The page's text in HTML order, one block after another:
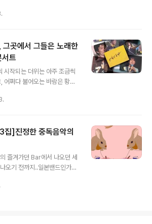
중에서 가장 아름다운 것은
영역에서의 비슷한 감성을 만나게 한다. 시가 아주
마음을 담으면 노래가 되었고, 노래를 깊게 들으면
마치 같은 어머니에게서 나온 형제처럼 그 모양새
일까? 최근 들어 선보이는 BOOK-CD는 이 둘의 친
곳에서 그들은 노래한
트
시작되는 더위는 아주 조금씩
어쩌다 불어오는 바람은 황사
해줄 바람이 아닌 또 다른 한
…. 정태춘, 박은옥을 위시한 많
많은 대학교의 축제들 사이
과 변혁을 꿈꾸는 이들의 힘
터넷 신문 ‘오마이 뉴스’를
, 이정열 등의 가수들이 함께
집]진정한 중독음악의
즐겨가던 Bar에서 나오던 세
오기 전까지..일본밴드인가?
른) 음색에...본 밴드에 대해